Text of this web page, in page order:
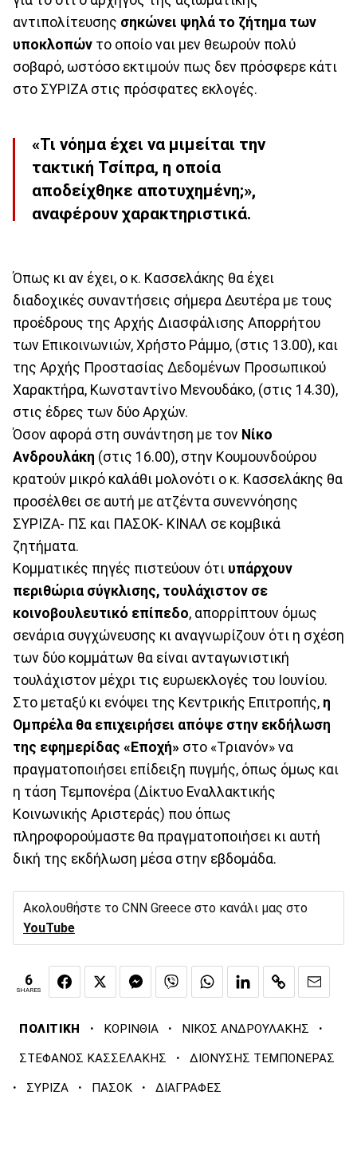
αντιπολίτευσης σηκώνει ψηλά το ζήτημα των
υποκλοπών το οποίο ναι μεν θεωρούν πολύ
σοβαρό, ωστόσο εκτιμούν πως δεν πρόσφερε κάτι
στο ΣΥΡΙΖΑ στις πρόσφατες εκλογές.
«Τι νόημα έχει να μιμείται την
τακτική Τσίπρα, η οποία
αποδείχθηκε αποτυχημένη;»,
αναφέρουν χαρακτηριστικά.
Όπως κι αν έχει, ο κ. Κασσελάκης θα έχει
διαδοχικές συναντήσεις σήμερα Δευτέρα με τους
προέδρους της Αρχής Διασφάλισης Απορρήτου
των Επικοινωνιών, Χρήστο Ράμμο, (στις 13.00), και
της Αρχής Προστασίας Δεδομένων Προσωπικού
Χαρακτήρα, Κωνσταντίνο Μενουδάκο, (στις 14.30),
στις έδρες των δύο Αρχών.
Όσον αφορά στη συνάντηση με τον Νίκο
Ανδρουλάκη (στις 16.00), στην Κουμουνδούρου
κρατούν μικρό καλάθι μολονότι ο κ. Κασσελάκης θα
προσέλθει σε αυτή με ατζέντα συνεννόησης
ΣΥΡΙΖΑ- ΠΣ και ΠΑΣΟΚ- ΚΙΝΑΛ σε κομβικά
ζητήματα.
Κομματικές πηγές πιστεύουν ότι υπάρχουν
περιθώρια σύγκλισης, τουλάχιστον σε
κοινοβουλευτικό επίπεδο, απορρίπτουν όμως
σενάρια συγχώνευσης κι αναγνωρίζουν ότι η σχέση
των δύο κομμάτων θα είναι ανταγωνιστική
τουλάχιστον μέχρι τις ευρωεκλογές του Ιουνίου.
Στο μεταξύ κι ενόψει της Κεντρικής Επιτροπής, η
Ομπρέλα θα επιχειρήσει απόψε στην εκδήλωση
της εφημερίδας «Εποχή» στο «Τριανόν» να
πραγματοποιήσει επίδειξη πυγμής, όπως όμως και
η τάση Τεμπονέρα (Δίκτυο Εναλλακτικής
Κοινωνικής Αριστεράς) που όπως
πληροφορούμαστε θα πραγματοποιήσει κι αυτή
δική της εκδήλωση μέσα στην εβδομάδα.
Ακολουθήστε το CNN Greece στο κανάλι μας στο
YouTube
6
SHARES
ΠΟΛΙΤΙΚΗ · ΚΟΡΙΝΘΙΑ · ΝΙΚΟΣ ΑΝΔΡΟΥΛΑΚΗΣ ·
ΣΤΕΦΑΝΟΣ ΚΑΣΣΕΛΑΚΗΣ · ΔΙΟΝΥΣΗΣ ΤΕΜΠΟΝΕΡΑΣ
· ΣΥΡΙΖΑ · ΠΑΣΟΚ · ΔΙΑΓΡΑΦΕΣ